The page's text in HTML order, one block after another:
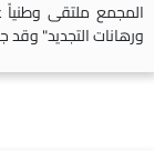
ملتقى وطنياً
التجديد" وقد